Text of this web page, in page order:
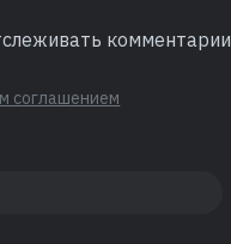
комментарии
соглашением